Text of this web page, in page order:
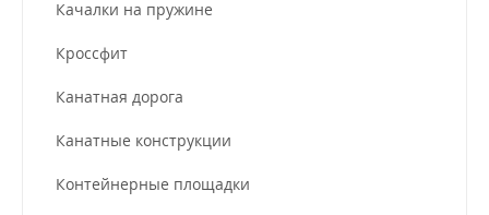
Качалки на пружине
Кроссфит
Канатная дорога
Канатные конструкции
Контейнерные площадки